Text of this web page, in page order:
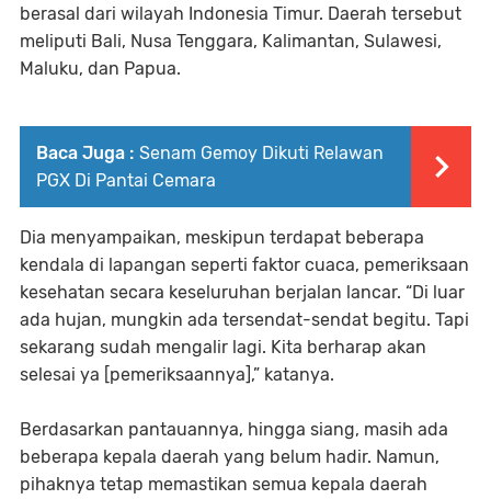
berasal dari wilayah Indonesia Timur. Daerah tersebut
meliputi Bali, Nusa Tenggara, Kalimantan, Sulawesi,
Maluku, dan Papua.
Baca Juga : Senam Gemoy Dikuti Relawan
PGX Di Pantai Cemara
Dia menyampaikan, meskipun terdapat beberapa
kendala di lapangan seperti faktor cuaca, pemeriksaan
kesehatan secara keseluruhan berjalan lancar. “Di luar
ada hujan, mungkin ada tersendat-sendat begitu. Tapi
sekarang sudah mengalir lagi. Kita berharap akan
selesai ya [pemeriksaannya],” katanya.
Berdasarkan pantauannya, hingga siang, masih ada
beberapa kepala daerah yang belum hadir. Namun,
pihaknya tetap memastikan semua kepala daerah